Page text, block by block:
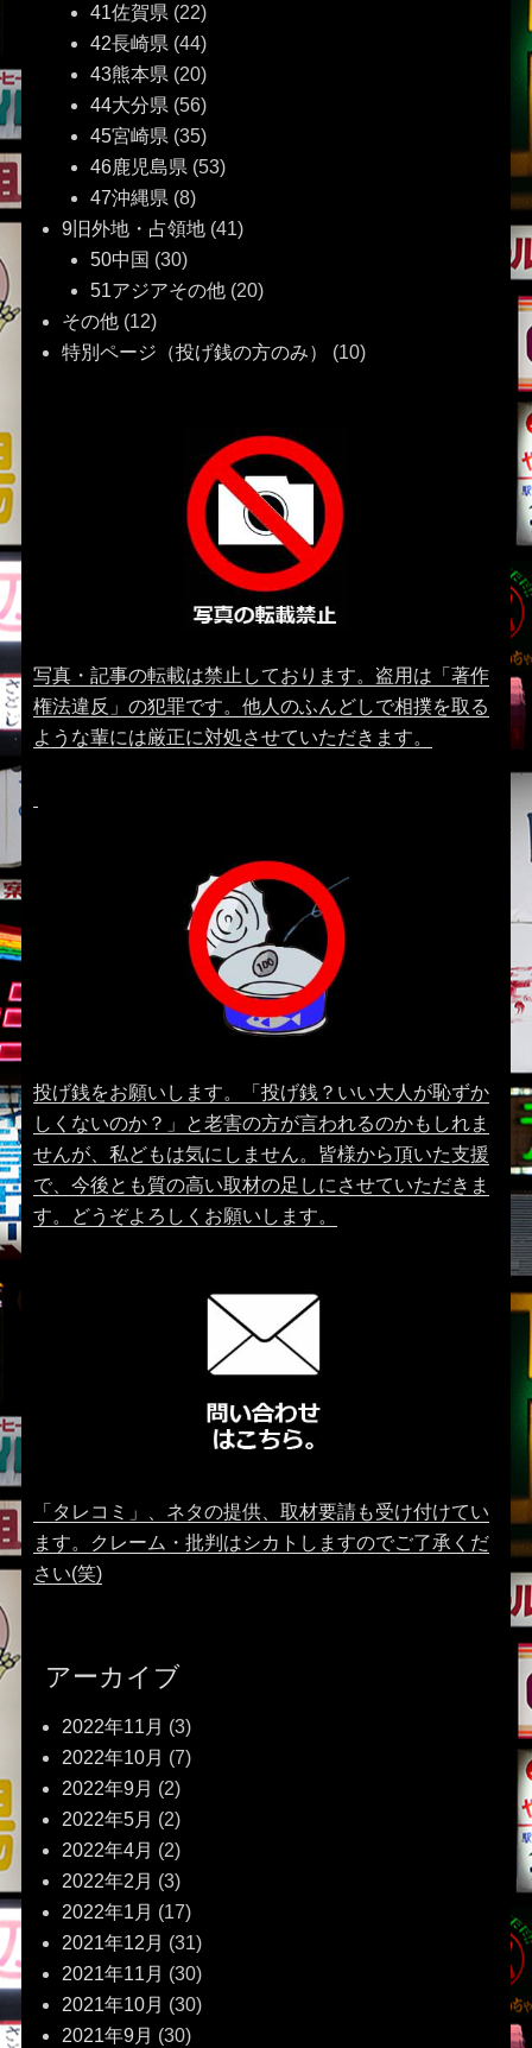
41佐賀県 (22)
42長崎県 (44)
43熊本県 (20)
44大分県 (56)
45宮崎県 (35)
46鹿児島県 (53)
47沖縄県 (8)
9旧外地・占領地(41)
50中国 (30)
51アジアその他(20)
その他(12)
特別ページ（投げ銭の方のみ）
(10)
写真・記事の転載は禁止しております。盗用は「著作
権法違反」の犯罪です。他人のふんどしで相撲を取る
ような輩には厳正に対処させていただきます。
投げ銭をお願いします。「投げ銭？いい大人が恥ずか
しくないのか？」と老害の方が言われるのかもしれま
せんが、私どもは気にしません。皆様から頂いた支援
で、今後とも質の高い取材の足しにさせていただきま
す。どうぞよろしくお願いします。
「タレコミ」、ネタの提供、取材要請も受け付けてい
ます。クレーム・批判はシカトしますのでご了承くだ
さい(笑)
アーカイブ
2022年11月 (3)
2022年10月 (7)
2022年9月 (2)
2022年5月 (2)
2022年4月 (2)
2022年2月 (3)
2022年1月 (17)
2021年12月 (31)
2021年11月 (30)
2021年10月 (30)
2021年9月 (30)